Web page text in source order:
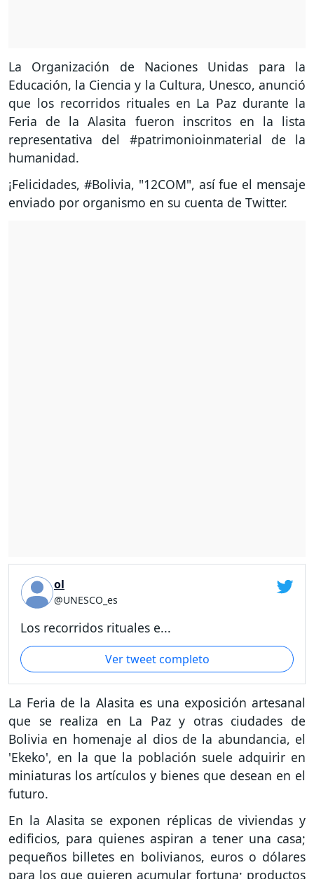
La Organización de Naciones Unidas para la
Educación, la Ciencia y la Cultura, Unesco, anunció
que los recorridos rituales en La Paz durante la
Feria de la Alasita fueron inscritos en la lista
representativa del #patrimonioinmaterial de la
humanidad.
¡Felicidades, #Bolivia, "12COM", así fue el mensaje
enviado por organismo en su cuenta de Twitter.
ol
@UNESCO_es
Los recorridos rituales e...
Ver tweet completo
La Feria de la Alasita es una exposición artesanal
que se realiza en La Paz y otras ciudades de
Bolivia en homenaje al dios de la abundancia, el
'Ekeko', en la que la población suele adquirir en
miniaturas los artículos y bienes que desean en el
futuro.
En la Alasita se exponen réplicas de viviendas y
edificios, para quienes aspiran a tener una casa;
pequeños billetes en bolivianos, euros o dólares
para los que quieren acumular fortuna; productos